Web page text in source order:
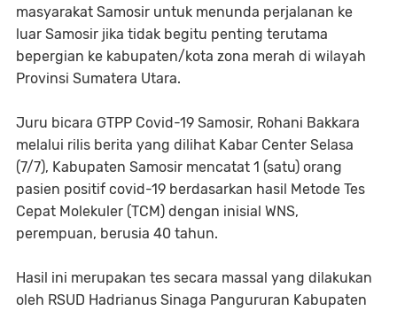
masyarakat Samosir untuk menunda perjalanan ke
luar Samosir jika tidak begitu penting terutama
bepergian ke kabupaten/kota zona merah di wilayah
Provinsi Sumatera Utara.
Juru bicara GTPP Covid-19 Samosir, Rohani Bakkara
melalui rilis berita yang dilihat Kabar Center Selasa
(7/7), Kabupaten Samosir mencatat 1 (satu) orang
pasien positif covid-19 berdasarkan hasil Metode Tes
Cepat Molekuler (TCM) dengan inisial WNS,
perempuan, berusia 40 tahun.
Hasil ini merupakan tes secara massal yang dilakukan
oleh RSUD Hadrianus Sinaga Pangururan Kabupaten